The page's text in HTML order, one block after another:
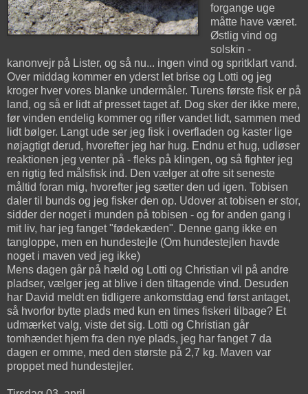
forgange uge
måtte have været.
Østlig vind og
solskin -
kanonvejr på Lister, og så nu... ingen vind og spritklart vand.
Over middag kommer en yderst let brise og Lotti og jeg
kroger hver vores blanke undermåler. Turens første fisk er på
land, og så er lidt af presset taget af. Dog sker der ikke mere,
før vinden endelig kommer og rifler vandet lidt, sammen med
lidt bølger. Langt ude ser jeg fisk i overfladen og kaster lige
nøjagtigt derud, hvorefter jeg har hug. Endnu et hug, udløser
reaktionen jeg venter på - fleks på klingen, og så fighter jeg
en rigtig fed målsfisk ind. Den vælger at ofre sit seneste
måltid foran mig, hvorefter jeg sætter den ud igen. Tobisen
daler til bunds og jeg fisker den op. Udover at tobisen er stor,
sidder der noget i munden på tobisen - og for anden gang i
mit liv, har jeg fanget "fødekæden". Denne gang ikke en
tangloppe, men en hundestejle (Om hundestejlen havde
noget i maven ved jeg ikke)
Mens dagen går på hæld og Lotti og Christian vil på andre
pladser, vælger jeg at blive i den tiltagende vind. Desuden
har David meldt en tidligere ankomstdag end først antaget,
så hvorfor bytte plads med kun en times fiskeri tilbage? Et
udmærket valg, viste det sig. Lotti og Christian går
tomhændet hjem fra den nye plads, jeg har fanget 7 da
dagen er omme, med den største på 2,7 kg. Maven var
proppet med hundestejler.